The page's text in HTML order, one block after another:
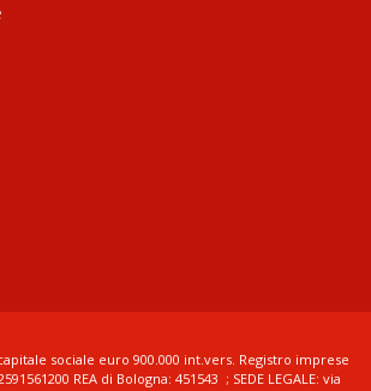
capitale sociale euro 900.000 int.vers. Registro imprese
REA di Bologna: 451543 ; SEDE LEGALE: via